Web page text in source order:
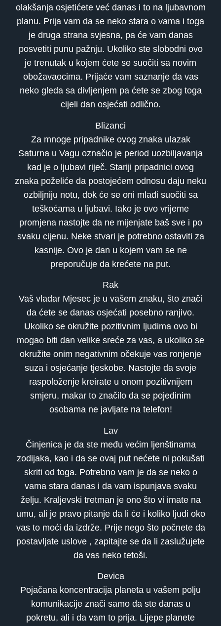
olakšanja osjetićete već danas i to na ljubavnom
planu. Prija vam da se neko stara o vama i toga
je druga strana svjesna, pa će vam danas
posvetiti punu pažnju. Ukoliko ste slobodni ovo
je trenutak u kojem ćete se suočiti sa novim
obožavaocima. Prijaće vam saznanje da vas
neko gleda sa divljenjem pa ćete se zbog toga
cijeli dan osjećati odlično.
Blizanci
Za mnoge pripadnike ovog znaka ulazak
Saturna u Vagu označio je period uozbiljavanja
kad je o ljubavi riječ. Stariji pripadnici ovog
znaka poželiće da postojećem odnosu daju neku
ozbiljniju notu, dok će se oni mlađi suočiti sa
teškoćama u ljubavi. Iako je ovo vrijeme
promjena nastojte da ne mijenjate baš sve i po
svaku cijenu. Neke stvari je potrebno ostaviti za
kasnije. Ovo je dan u kojem vam se ne
preporučuje da krećete na put.
Rak
Vaš vladar Mjesec je u vašem znaku, što znači
da ćete se danas osjećati posebno ranjivo.
Ukoliko se okružite pozitivnim ljudima ovo bi
mogao biti dan velike sreće za vas, a ukoliko se
okružite onim negativnim očekuje vas ronjenje
suza i osjećanje tjeskobe. Nastojte da svoje
raspoloženje kreirate u onom pozitivnijem
smjeru, makar to značilo da se pojedinim
osobama ne javljate na telefon!
Lav
Činjenica je da ste među većim ljenštinama
zodijaka, kao i da se ovaj put nećete ni pokušati
skriti od toga. Potrebno vam je da se neko o
vama stara danas i da vam ispunjava svaku
želju. Kraljevski tretman je ono što vi imate na
umu, ali je pravo pitanje da li će i koliko ljudi oko
vas to moći da izdrže. Prije nego što počnete da
postavljate uslove , zapitajte se da li zaslužujete
da vas neko tetoši.
Devica
Pojačana koncentracija planeta u vašem polju
komunikacije znači samo da ste danas u
pokretu, ali i da vam to prija. Lijepe planete